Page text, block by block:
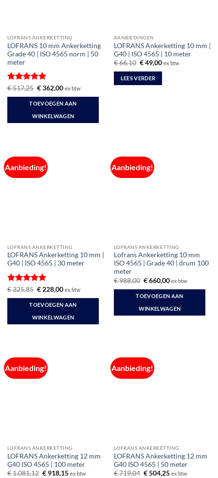
LOFRANS ANKERKETTING
LOFRANS 10 mm Ankerketting
Grade 40 | ISO 4565 norm | 50
meter
Gewaardeerd
5uit 5
€517,25 Oorspronkelijke
was:
€ 517,25.
€362,00Huidige
is:
€ 362,00.
ex btw
TOEVOEGEN AAN
WINKELWAGEN
AANBIEDINGEN
LOFRANS Ankerketting 10 mm |
G40 | ISO 4565 | 10 meter
€66,10 Oorspronkelijke
was:
€ 66,10.
€49,00Huidige
ex btw
LEES VERDER
Aanbieding!
LOFRANS ANKERKETTING
LOFRANS Ankerketting 10 mm |
G40 | ISO 4565 | 30 meter
Gewaardeerd
5uit 5
€325,85 Oorspronkelijke
was:
€ 325,85.
€228,00Huidige
is:
€ 228,00.
ex btw
TOEVOEGEN AAN
WINKELWAGEN
Aanbieding!
LOFRANS ANKERKETTING
Lofrans Ankerketting 10 mm
ISO 4565 | Grade 40 | drum 100
meter
€988,00 Oorspronkelijke
was:
€ 988,00.
€660,00Huidige
is:
€ 660,00.
ex btw
TOEVOEGEN AAN
WINKELWAGEN
Aanbieding!
LOFRANS ANKERKETTING
LOFRANS Ankerketting 12 mm
G40 ISO 4565 | 100 meter
€1.081,12 Oorspronkelijke
€918,15Huidige
ex btw
Aanbieding!
LOFRANS ANKERKETTING
LOFRANS Ankerketting 12 mm
G40 ISO 4565 | 50 meter
€719,04 Oorspronkelijke
€504,25Huidige
ex btw